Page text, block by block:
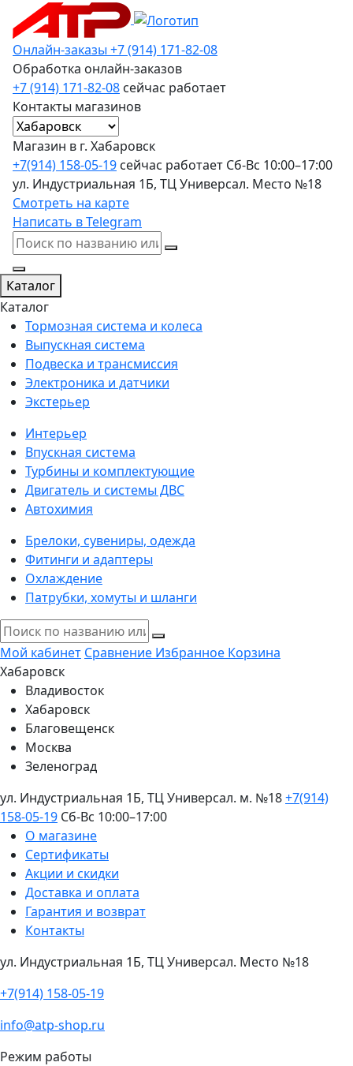
Онлайн-заказы +7 (914) 171-82-08
Обработка онлайн-заказов
+7 (914) 171-82-08 сейчас работает
Контакты магазинов
Магазин в г. Хабаровск
+7(914) 158-05-19 сейчас работает Сб-Вс 10:00–17:00
ул. Индустриальная 1Б, ТЦ Универсал. Место №18
Смотреть на карте
Написать в Telegram
Каталог
Каталог
Тормозная система и колеса
Выпускная система
Подвеска и трансмиссия
Электроника и датчики
Экстерьер
Интерьер
Впускная система
Турбины и комплектующие
Двигатель и системы ДВС
Автохимия
Брелоки, сувениры, одежда
Фитинги и адаптеры
Охлаждение
Патрубки, хомуты и шланги
Мой кабинет Сравнение Избранное Корзина
Хабаровск
Владивосток
Хабаровск
Благовещенск
Москва
Зеленоград
ул. Индустриальная 1Б, ТЦ Универсал. м. №18+7(914)
158-05-19 Сб-Вс 10:00–17:00
О магазине
Сертификаты
Акции и скидки
Доставка и оплата
Гарантия и возврат
Контакты
ул. Индустриальная 1Б, ТЦ Универсал. Место №18
+7(914) 158-05-19
info@atp-shop.ru
Режим работы